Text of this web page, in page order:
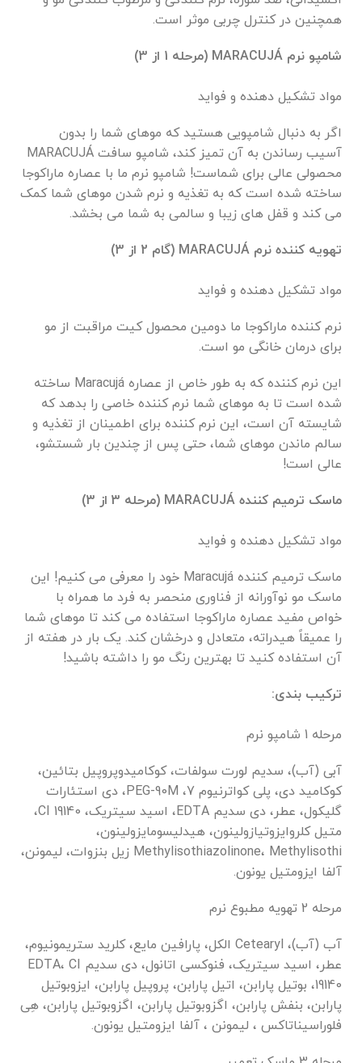
همچنین در کنترل چربی موثر است.
شامپو نرم MARACUJÁ (مرحله 1 از 3)
مواد تشکیل دهنده و فواید
اگر به دنبال شامپویی هستید که موهای شما را بدون
آسیب رساندن به آن تمیز کند، شامپو سافت MARACUJÁ
محصولی عالی برای شماست! شامپو نرم ما با عصاره ماراکوجا
ساخته شده است که به تغذیه و نرم شدن موهای شما کمک
می کند و قفل های زیبا و سالمی به شما می بخشد.
تهویه کننده نرم MARACUJÁ (گام 2 از 3)
مواد تشکیل دهنده و فواید
نرم کننده ماراکوجا ما دومین محصول کیت مراقبت از مو
برای درمان خانگی مو است.
این نرم کننده که به طور خاص از عصاره Maracujá ساخته
شده است تا به موهای شما نرم کننده خاصی را بدهد که
شایسته آن است، این نرم کننده برای اطمینان از تغذیه و
سالم ماندن موهای شما، حتی پس از چندین بار شستشو،
عالی است!
ماسک ترمیم کننده MARACUJÁ (مرحله 3 از 3)
مواد تشکیل دهنده و فواید
ماسک ترمیم کننده Maracujá خود را معرفی می کنیم! این
ماسک مو نوآورانه از فناوری منحصر به فرد ما همراه با
خواص مفید عصاره ماراکوجا استفاده می کند تا موهای شما
را عمیقاً هیدراته، متعادل و درخشان کند. یک بار در هفته از
آن استفاده کنید تا بهترین رنگ مو را داشته باشید!
ترکیب بندی:
مرحله 1 شامپو نرم
آبی (آب)، سدیم لورت سولفات، کوکامیدوپروپیل بتائین،
کوکامید دی، پلی کواترنیوم 7، PEG-90M، دی استئارات
گلیکول، عطر، دی سدیم EDTA، اسید سیتریک، CI 19140،
متیل کلروایزوتیازولینون، هیدلیسومایزولینون،
Methylisothiazolinone، Methylisothi زیل بنزوات، لیمونن،
آلفا ایزومتیل یونون.
مرحله 2 تهویه مطبوع نرم
آب (آب)، Cetearyl الکل، پارافین مایع، کلرید ستریمونیوم،
عطر، اسید سیتریک، فنوکسی اتانول، دی سدیم EDTA، CI
19140، بوتیل پارابن، اتیل پارابن، پروپیل پارابن، ایزوبوتیل
پارابن، بنفش پارابن، اگزوبوتیل پارابن، اگزوبوتیل پارابن، هِی
فلوراسیناتاکس ، لیمونن ، آلفا ایزومتیل یونون.